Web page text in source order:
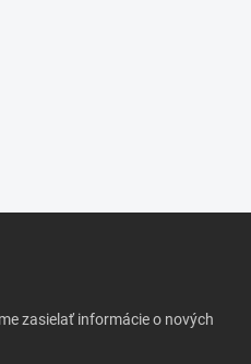
zasielať informácie o nových